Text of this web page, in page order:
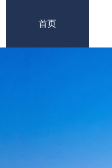
首页